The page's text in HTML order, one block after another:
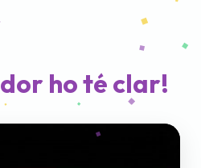
ho té clar!